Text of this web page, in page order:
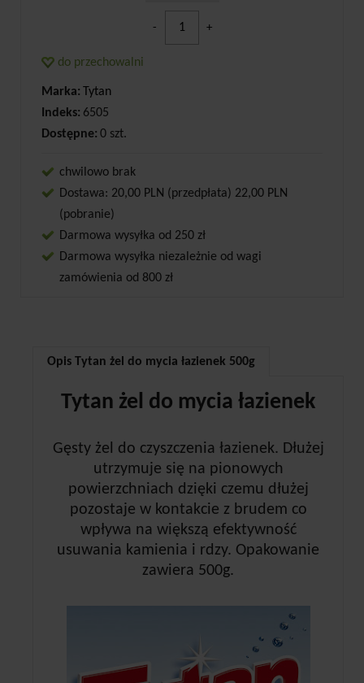
- +
do przechowalni
Marka:
Tytan
Indeks: 6505
Dostępne: 0 szt.
chwilowo brak
Dostawa: 20,00 PLN (przedpłata) 22,00 PLN
(pobranie)
Darmowa wysyłka od 250 zł
Darmowa wysyłka niezależnie od wagi
zamówienia od 800 zł
Opis Tytan żel do mycia łazienek 500g
Tytan żel do mycia łazienek
Gęsty żel do czyszczenia łazienek. Dłużej
utrzymuje się na pionowych
powierzchniach dzięki czemu dłużej
pozostaje w kontakcie z brudem co
wpływa na większą efektywność
usuwania kamienia i rdzy. Opakowanie
zawiera 500g.